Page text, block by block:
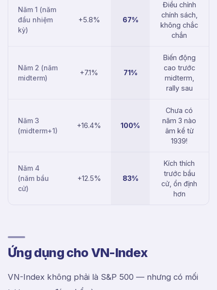
Năm 1 (năm
đầu nhiệm
kỳ)
+5.8% 67%
Điều chỉnh
chính sách,
không chắc
chắn
Năm 2 (năm
midterm)
+7.1% 71%
Biến động
cao trước
midterm,
rally sau
Năm 3
(midterm+1)
+16.4% 100%
Chưa có
năm 3 nào
âm kể từ
1939!
Năm 4
(năm bầu
cử)
+12.5% 83%
Kích thích
trước bầu
cử, ổn định
hơn
Ứng dụng cho VN-Index
VN-Index không phải là S&P 500 — nhưng có mối